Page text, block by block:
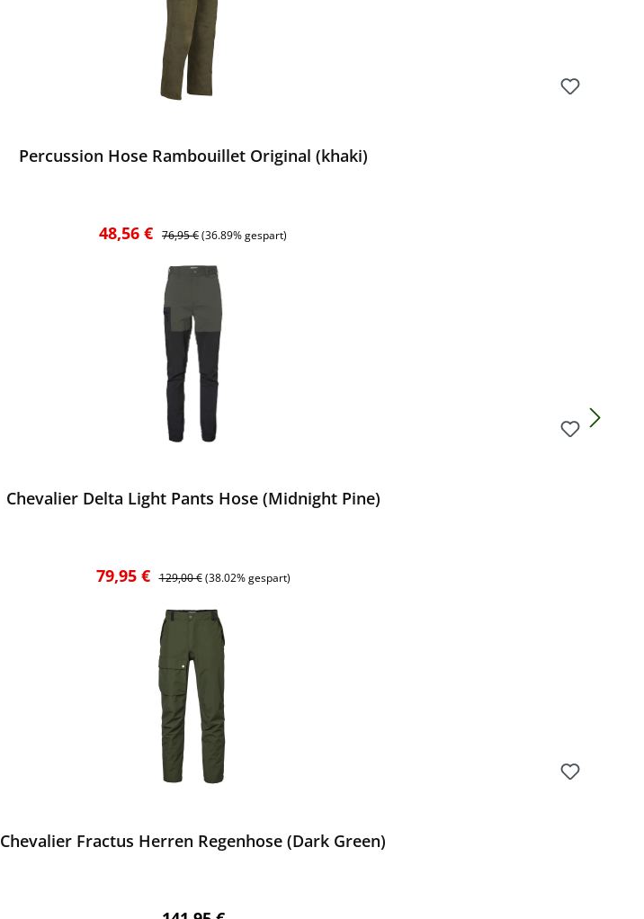
Percussion Hose Rambouillet Original (khaki)
Verkaufspreis:
48,56 € Regulärer Preis:
76,95 €(36.89% gespart)
Chevalier Delta Light Pants Hose (Midnight Pine)
Verkaufspreis:
79,95 € Regulärer Preis:
129,00 € (38.02% gespart)
Chevalier Fractus Herren Regenhose (Dark Green)